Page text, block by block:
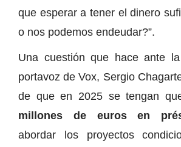
que esperar a tener el dinero
o nos podemos endeudar?”.
Una cuestión que hace ante
portavoz de Vox, Sergio
de que en 2025 se tengan
millones de euros en
abordar los proyectos